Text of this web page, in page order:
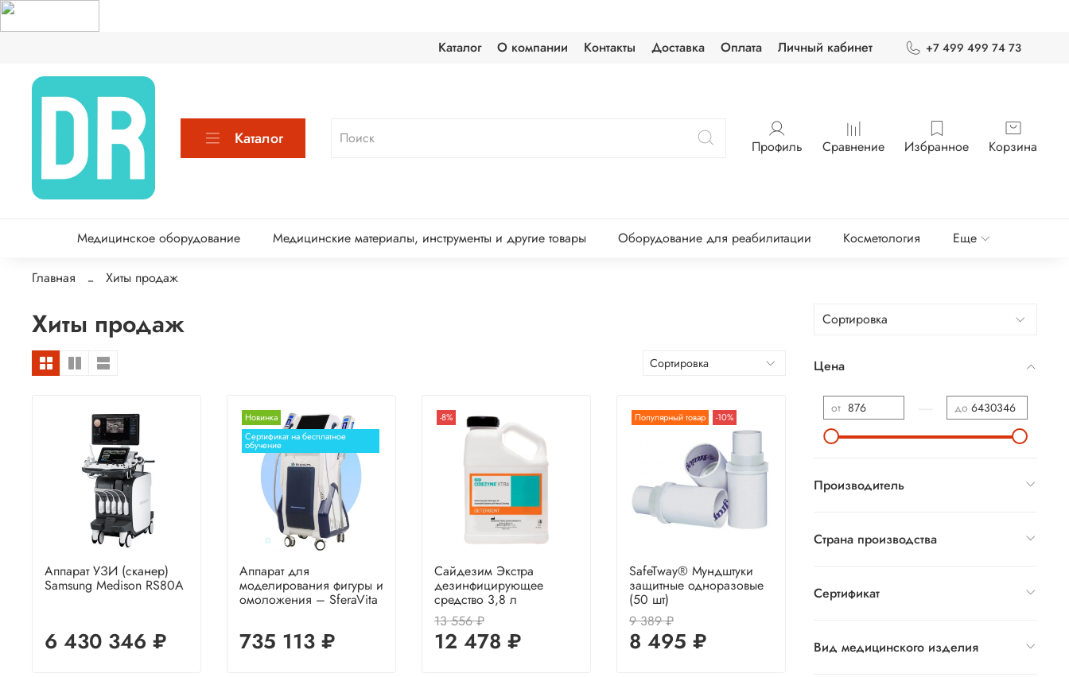
Каталог О компании Контакты Доставка Оплата Личный кабинет +7 499 499 74 73
Каталог Профиль Сравнение Избранное Корзина
Медицинское оборудование Медицинские материалы, инструменты и другие товары Оборудование для реабилитации Косметология Еще
Главная Хиты продаж
Хиты продаж
Аппарат УЗИ (сканер)
Samsung Medison RS80A
6 430 346 ₽
Новинка
Сертификат на бесплатное
обучение
Аппарат для
моделирования фигуры и
омоложения – SferaVita
735 113 ₽
-8%
Сайдезим Экстра
дезинфицирующее
средство 3,8 л
13 556 ₽
12 478 ₽
Популярный товар -10%
SafeTway® Мундштуки
защитные одноразовые
(50 шт)
9 389 ₽
8 495 ₽
Цена
от до
Производитель
Страна производства
Сертификат
Вид медицинского изделия